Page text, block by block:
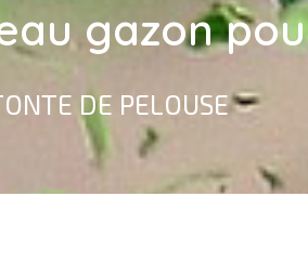
gazon
DE PELOUSE